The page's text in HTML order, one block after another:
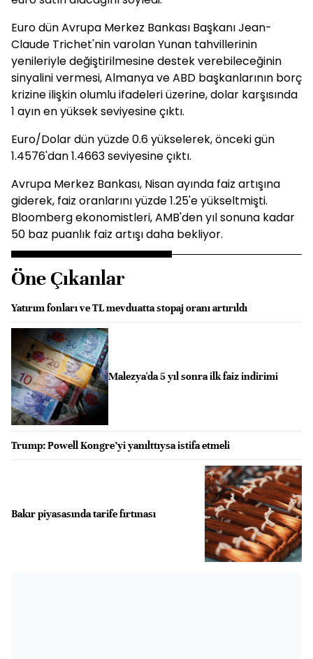
Euro dün Avrupa Merkez Bankası Başkanı Jean-
Claude Trichet'nin varolan Yunan tahvillerinin
yenileriyle değiştirilmesine destek verebileceğinin
sinyalini vermesi, Almanya ve ABD başkanlarının borç
krizine ilişkin olumlu ifadeleri üzerine, dolar karşısında
1 ayın en yüksek seviyesine çıktı.
Euro/Dolar dün yüzde 0.6 yükselerek, önceki gün
1.4576'dan 1.4663 seviyesine çıktı.
Avrupa Merkez Bankası, Nisan ayında faiz artışına
giderek, faiz oranlarını yüzde 1.25'e yükseltmişti.
Bloomberg ekonomistleri, AMB'den yıl sonuna kadar
50 baz puanlık faiz artışı daha bekliyor.
Öne Çıkanlar
Yatırım fonları ve TL mevduatta stopaj oranı artırıldı
Malezya'da 5 yıl sonra ilk faiz indirimi
Trump: Powell Kongre’yi yanılttıysa istifa etmeli
Bakır piyasasında tarife fırtınası